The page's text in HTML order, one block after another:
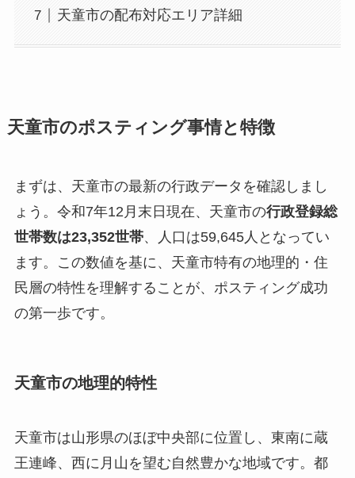
天童市の配布対応エリア詳細
天童市のポスティング事情と特徴
まずは、天童市の最新の行政データを確認しまし
ょう。令和7年12月末日現在、天童市の行政登録総
世帯数は23,352世帯、人口は59,645人となってい
ます。この数値を基に、天童市特有の地理的・住
民層の特性を理解することが、ポスティング成功
の第一歩です。
天童市の地理的特性
天童市は山形県のほぼ中央部に位置し、東南に蔵
王連峰、西に月山を望む自然豊かな地域です。都